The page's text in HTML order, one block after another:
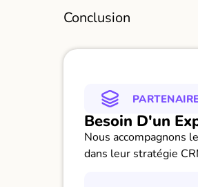
Conclusion
Besoin D'un
Nous accompagnons
dans leur stratégie